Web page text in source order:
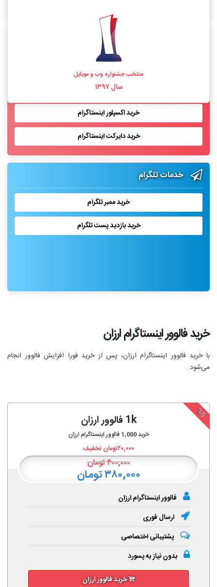
منتخب جشنواره وب و موبایل
سال ۱۳۹۷
خرید بازدید پست اینستاگرام
خرید اکسپلور اینستاگرام
خرید دایرکت اینستاگرام
خدمات تلگرام
خرید ممبر تلگرام
خرید بازدید پست تلگرام
خرید فالوور اینستاگرام ارزان
با خرید فالوور اینستاگرام ارزان، پس از خرید فورا افزایش فالوور انجام‌
می‌شود.
%5 1k فالوور ارزان
خرید1,000 فالوور اینستاگرام ارزان
۲۰,۰۰۰تومان تخفیف
۴۰۰,۰۰۰تومان
۳۸۰,۰۰۰ تومان
فالوور اینستاگرام ارزان
ارسال فوری
پشتیبانی اختصاصی
بدون نیاز به پسورد
خرید فالوور ارزان